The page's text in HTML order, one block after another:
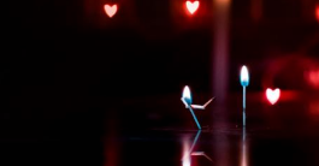
Развитие интернет-
Смотреть